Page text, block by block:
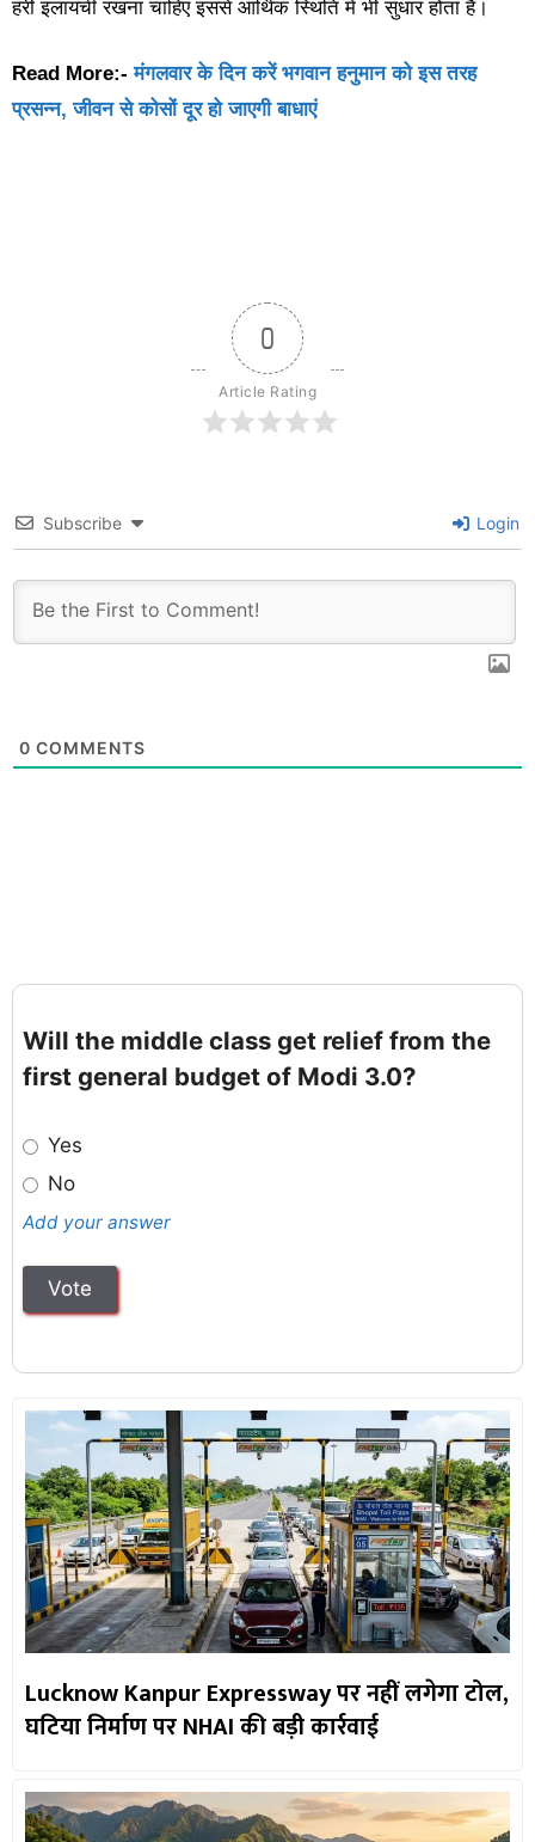
हरी इलायची रखना चाहिए इससे आर्थिक स्थिति में भी सुधार होता है।
Read More:-मंगलवार के दिन करें भगवान हनुमान को इस तरह
प्रसन्न, जीवन से कोसों दूर हो जाएगी बाधाएं
0
Article Rating
Subscribe Login
0 COMMENTS
Will the middle class get relief from the
first general budget of Modi 3.0?
Yes
No
Add your answer
Lucknow Kanpur Expressway पर नहीं लगेगा टोल,
घटिया निर्माण पर NHAI की बड़ी कार्रवाई